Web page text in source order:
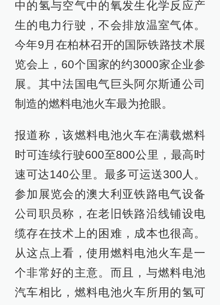
中的氢与空气中的氧发生化学反应产
生的电力行驶，不会排放温室气体。
今年9月在柏林召开的国际铁路技术展
览会上，60个国家的约3000家企业参
展。其中法国电气巨头阿尔斯通公司
制造的燃料电池火车最为抢眼。
报道称，该燃料电池火车在满载燃料
时可连续行驶600至800公里，最高时
速可达140公里。最多可运送300人。
参加展览会的澳大利亚铁路电气设备
公司职员称，在老旧铁路沿线铺设电
缆存在技术上的困难，成本也很高。
从这点上看，使用燃料电池火车是一
个非常好的主意。而且，与燃料电池
汽车相比，燃料电池火车所用的氢可